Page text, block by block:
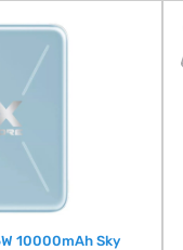
10000mAh Sky